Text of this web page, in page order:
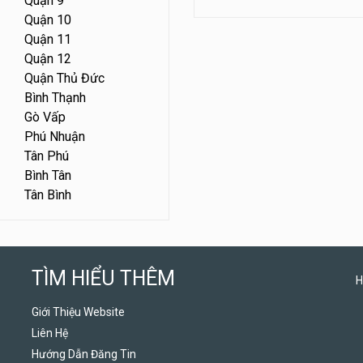
Quận 10
Quận 11
Quận 12
Quận Thủ Đức
Bình Thạnh
Gò Vấp
Phú Nhuận
Tân Phú
Bình Tân
Tân Bình
TÌM HIỂU THÊM
Giới Thiệu Website
Liên Hệ
Hướng Dẫn Đăng Tin